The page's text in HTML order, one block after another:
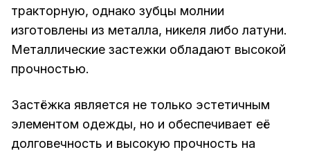
тракторную, однако зубцы молнии
изготовлены из металла, никеля либо латуни.
Металлические застежки обладают высокой
прочностью.
Застёжка является не только эстетичным
элементом одежды, но и обеспечивает её
долговечность и высокую прочность на